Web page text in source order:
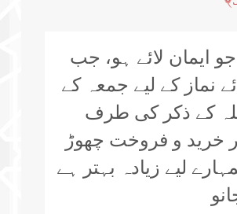
ایمان لائے ہو، جب
نماز کے لیے جمعہ کے
کے ذکر کی طرف
خرید و فروخت چھوڑ
لیے زیادہ بہتر ہے